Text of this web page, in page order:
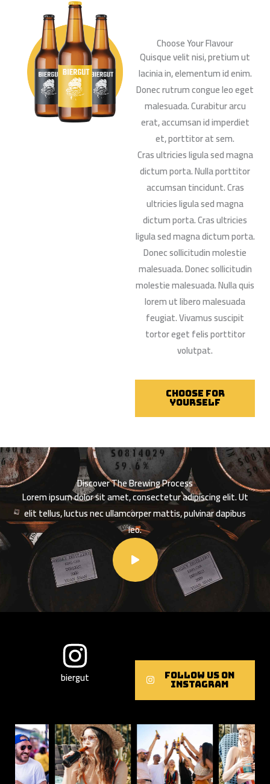
Choose Your Flavour
Quisque velit nisi, pretium ut
lacinia in, elementum id enim.
Donec rutrum congue leo eget
malesuada. Curabitur arcu
erat, accumsan id imperdiet
et, porttitor at sem.
Cras ultricies ligula sed magna
dictum porta. Nulla porttitor
accumsan tincidunt. Cras
ultricies ligula sed magna
dictum porta. Cras ultricies
ligula sed magna dictum porta.
Donec sollicitudin molestie
malesuada. Donec sollicitudin
molestie malesuada. Nulla quis
lorem ut libero malesuada
feugiat. Vivamus suscipit
tortor eget felis porttitor
volutpat.
Choose For
Yourself
Discover The Brewing Process
Lorem ipsum dolor sit amet, consectetur adipiscing elit. Ut
elit tellus, luctus nec ullamcorper mattis, pulvinar dapibus
leo.
biergut Follow Us On
Instagram